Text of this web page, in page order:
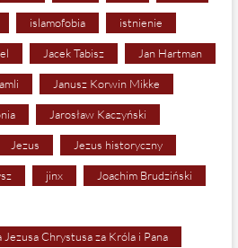
islamofobia istnienie
Jacek Tabisz Jan Hartman
Janusz Korwin Mikke
Jarosław Kaczyński
Jezus Jezus historyczny
jinx Joachim Brudziński
Chrystusa za Króla i Pana